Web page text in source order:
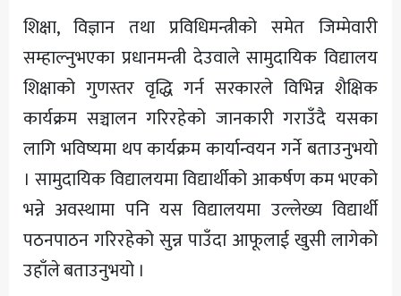
शिक्षा, विज्ञान तथा प्रविधिमन्त्रीको समेत जिम्मेवारी
सम्हाल्नुभएका प्रधानमन्त्री देउवाले सामुदायिक विद्यालय
शिक्षाको गुणस्तर वृद्धि गर्न सरकारले विभिन्न शैक्षिक
कार्यक्रम सञ्चालन गरिरहेको जानकारी गराउँदै यसका
लागि भविष्यमा थप कार्यक्रम कार्यान्वयन गर्ने बताउनुभयो
। सामुदायिक विद्यालयमा विद्यार्थीको आकर्षण कम भएको
भन्ने अवस्थामा पनि यस विद्यालयमा उल्लेख्य विद्यार्थी
पठनपाठन गरिरहेको सुन्न पाउँदा आफूलाई खुसी लागेको
उहाँले बताउनुभयो ।